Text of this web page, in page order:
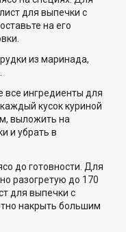
для выпечки с
на его
из маринада,
все ингредиенты для
кусок куриной
выложить на
и убрать в
до готовности. Для
разогретую до 170
для выпечки с
накрыть большим